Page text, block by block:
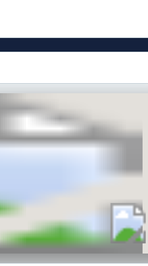
Hausschilder
Parkplatzschilder
Magnetschilder
Klingelschilder